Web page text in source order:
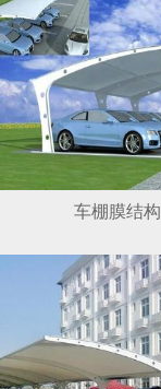
车棚膜结构